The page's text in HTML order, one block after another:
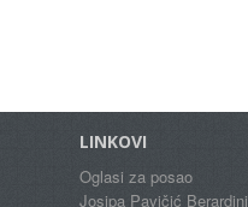
LINKOVI
Oglasi za posao
Josipa Pavičić Berardini